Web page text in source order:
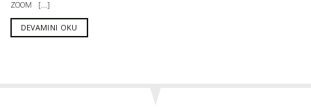
ZOOM [...]
DEVAMINI OKU